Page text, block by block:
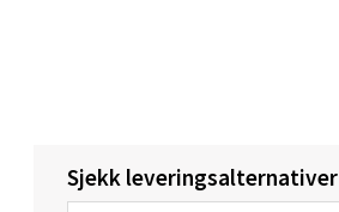
Sjekk leveringsalternativer